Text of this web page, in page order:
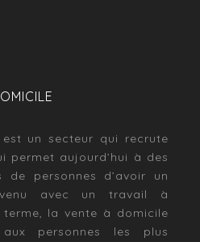
un secteur qui recrute
permet aujourd’hui à des
de personnes d’avoir un
avec un travail à
la vente à domicile
personnes les plus